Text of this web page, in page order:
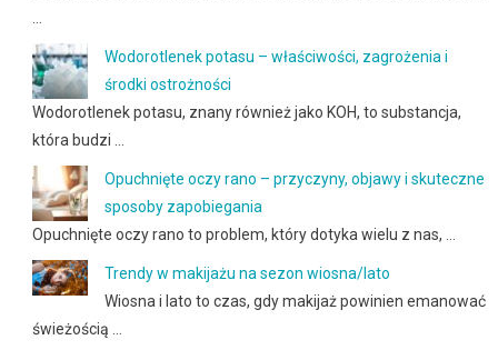
Wodorotlenek potasu – właściwości, zagrożenia i
środki ostrożności
Wodorotlenek potasu, znany również jako KOH, to substancja,
która budzi …
Opuchnięte oczy rano – przyczyny, objawy i skuteczne
sposoby zapobiegania
Opuchnięte oczy rano to problem, który dotyka wielu z nas, …
Trendy w makijażu na sezon wiosna/lato
Wiosna i lato to czas, gdy makijaż powinien emanować
świeżością …